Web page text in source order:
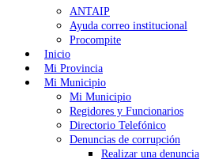
ANTAIP
Ayuda correo institucional
Procompite
Inicio
Mi Provincia
Mi Municipio
Mi Municipio
Regidores y Funcionarios
Directorio Telefónico
Denuncias de corrupción
Realizar una denuncia